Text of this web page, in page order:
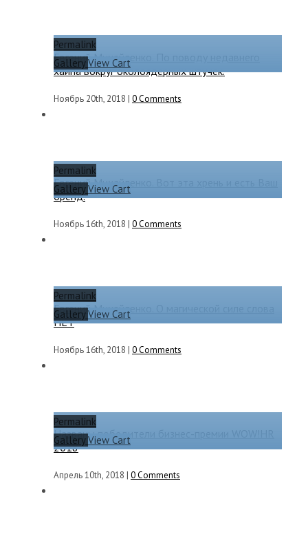
Permalink
GalleryView Cart
Евгений Михайленко. По поводу недавнего
хайпа вокруг околоядерных штучек.
Ноябрь 20th, 2018 | 0 Comments
Permalink
GalleryView Cart
Евгений Михайленко. Вот эта хрень и есть Ваш
бренд.
Ноябрь 16th, 2018 | 0 Comments
Permalink
GalleryView Cart
Евгений Михайленко. О магической силе слова
НЕТ
Ноябрь 16th, 2018 | 0 Comments
Permalink
GalleryView Cart
Названы победители бизнес-премии WOW!HR
2018
Апрель 10th, 2018 | 0 Comments